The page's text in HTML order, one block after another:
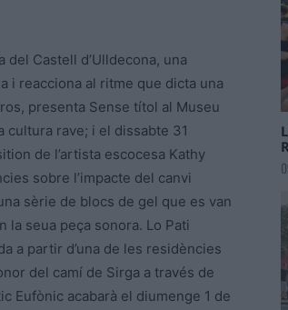
del Castell d’Ulldecona, una
i reacciona al ritme que dicta una
presenta Sense títol al Museu
cultura rave; i el dissabte 31
de l’artista escocesa Kathy
sobre l’impacte del canvi
sèrie de blocs de gel que es van
la seua peça sonora. Lo Pati
a partir d’una de les residències
del camí de Sirga a través de
Eufònic acabarà el diumenge 1 de